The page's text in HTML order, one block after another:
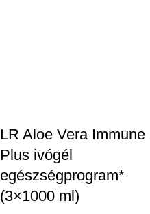
LR Aloe Vera Immune
Plus ivógél
egészségprogram*
(3×1000 ml)